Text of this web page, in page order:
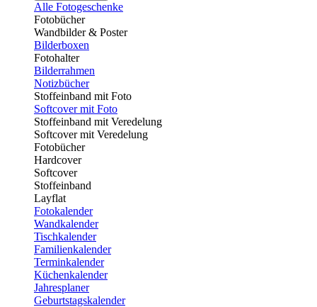
Alle Fotogeschenke
Fotobücher
Wandbilder & Poster
Bilderboxen
Fotohalter
Bilderrahmen
Notizbücher
Stoffeinband mit Foto
Softcover mit Foto
Stoffeinband mit Veredelung
Softcover mit Veredelung
Fotobücher
Hardcover
Softcover
Stoffeinband
Layflat
Fotokalender
Wandkalender
Tischkalender
Familienkalender
Terminkalender
Küchenkalender
Jahresplaner
Geburtstagskalender